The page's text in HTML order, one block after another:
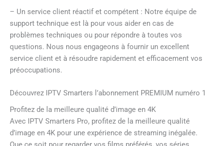
– Un service client réactif et compétent : Notre équipe de
support technique est là pour vous aider en cas de
problèmes techniques ou pour répondre à toutes vos
questions. Nous nous engageons à fournir un excellent
service client et à résoudre rapidement et efficacement vos
préoccupations.
Découvrez IPTV Smarters l’abonnement PREMIUM numéro 1
Profitez de la meilleure qualité d’image en 4K
Avec IPTV Smarters Pro, profitez de la meilleure qualité
d’image en 4K pour une expérience de streaming inégalée.